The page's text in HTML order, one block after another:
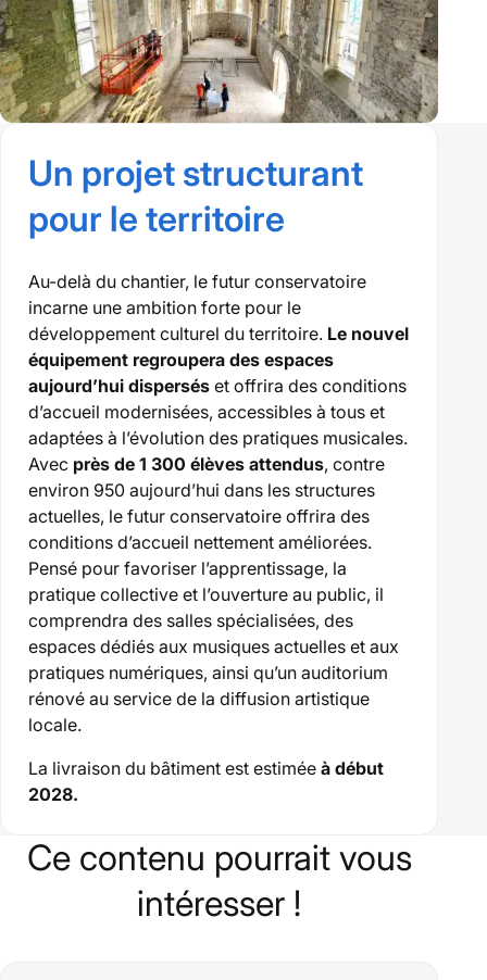
mars
2026Un projet structurant
pour le territoire
Au-delà du chantier, le futur conservatoire
incarne une ambition forte pour le
développement culturel du territoire. Le nouvel
équipement regroupera des espaces
aujourd’hui disperséset offrira des conditions
d’accueil modernisées, accessibles à tous et
adaptées à l’évolution des pratiques musicales.
Avec près de 1 300 élèves attendus, contre
environ 950 aujourd’hui dans les structures
actuelles, le futur conservatoire offrira des
conditions d’accueil nettement améliorées.
Pensé pour favoriser l’apprentissage, la
pratique collective et l’ouverture au public, il
comprendra des salles spécialisées, des
espaces dédiés aux musiques actuelles et aux
pratiques numériques, ainsi qu’un auditorium
rénové au service de la diffusion artistique
locale.
La livraison du bâtiment est estiméeà début
2028.
Ce contenu pourrait vous
intéresser !